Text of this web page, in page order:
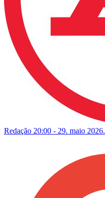
Redação 20:00 - 29. maio 2026.